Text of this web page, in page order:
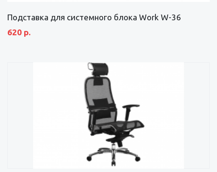
Подставка для системного блока Work W-36
620 р.